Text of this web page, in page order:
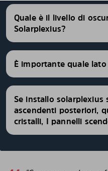
Quale è il livello di
Solarplexius?
È importante quale
Se installo solarplexius
ascendenti posteriori,
cristalli, I pannelli